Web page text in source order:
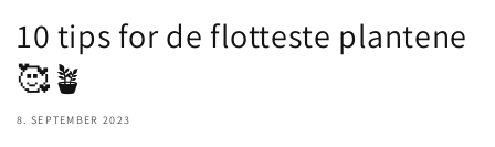
10 tips for de flotteste plantene
🥰🪴
8. SEPTEMBER 2023